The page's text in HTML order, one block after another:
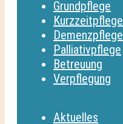
Grundpflege
Kurzzeitpflege
Demenzpflege
Palliativpflege
Betreuung
Verpflegung
Aktuelles